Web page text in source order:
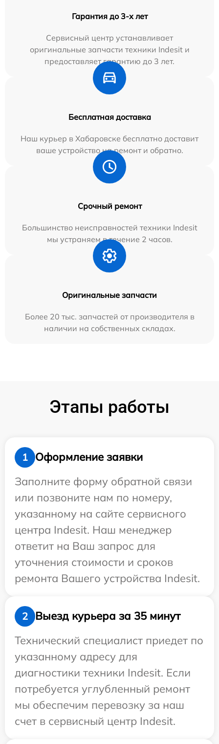
Гарантия до 3-х лет
Сервисный центр устанавливает
оригинальные запчасти техники Indesit и
предоставляет гарантию до 3 лет.
Бесплатная доставка
Наш курьер в Хабаровске бесплатно доставит
ваше устройство на ремонт и обратно.
Срочный ремонт
Большинство неисправностей техники Indesit
мы устраняем в течение 2 часов.
Оригинальные запчасти
Более 20 тыс. запчастей от производителя в
наличии на собственных складах.
Этапы работы
1
Оформление заявки
Заполните форму обратной связи
или позвоните нам по номеру,
указанному на сайте сервисного
центра Indesit. Наш менеджер
ответит на Ваш запрос для
уточнения стоимости и сроков
ремонта Вашего устройства Indesit.
2
Выезд курьера за 35 минут
Технический специалист приедет по
указанному адресу для
диагностики техники Indesit. Если
потребуется углубленный ремонт
мы обеспечим перевозку за наш
счет в сервисный центр Indesit.